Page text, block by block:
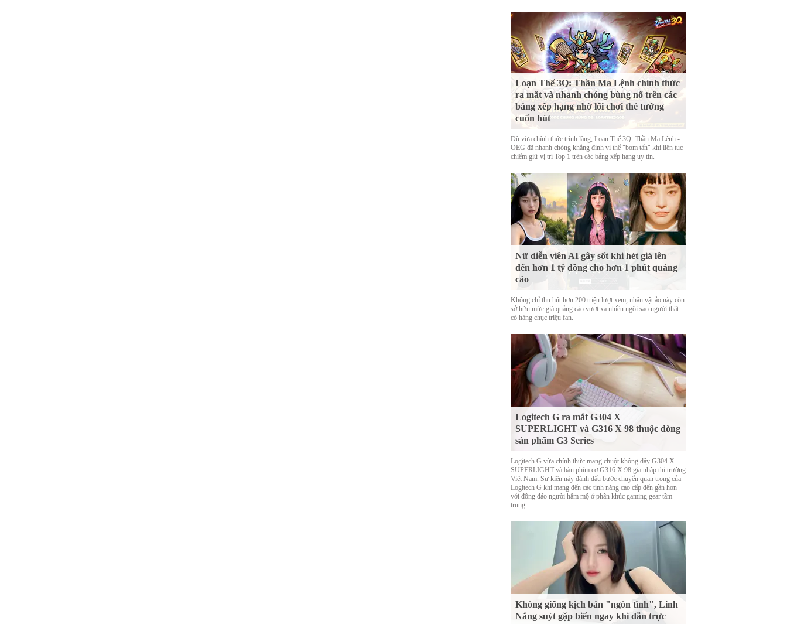
Loạn Thế 3Q: Thần Ma Lệnh chính thức
ra mắt và nhanh chóng bùng nổ trên các
bảng xếp hạng nhờ lối chơi thẻ tướng
cuốn hút
Dù vừa chính thức trình làng, Loạn Thế 3Q: Thần Ma Lệnh -
OEG đã nhanh chóng khẳng định vị thế "bom tấn" khi liên tục
chiếm giữ vị trí Top 1 trên các bảng xếp hạng uy tín.
Nữ diễn viên AI gây sốt khi hét giá lên
đến hơn 1 tỷ đồng cho hơn 1 phút quảng
cáo
Không chỉ thu hút hơn 200 triệu lượt xem, nhân vật ảo này còn
sở hữu mức giá quảng cáo vượt xa nhiều ngôi sao người thật
có hàng chục triệu fan.
Logitech G ra mắt G304 X
SUPERLIGHT và G316 X 98 thuộc dòng
sản phẩm G3 Series
Logitech G vừa chính thức mang chuột không dây G304 X
SUPERLIGHT và bàn phím cơ G316 X 98 gia nhập thị trường
Việt Nam. Sự kiện này đánh dấu bước chuyển quan trọng của
Logitech G khi mang đến các tính năng cao cấp đến gần hơn
với đông đảo người hâm mộ ở phân khúc gaming gear tầm
trung.
Không giống kịch bản "ngôn tình", Linh
Nắng suýt gặp biến ngay khi dẫn trực